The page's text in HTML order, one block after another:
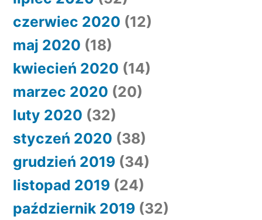
czerwiec 2020 (12)
maj 2020 (18)
kwiecień 2020 (14)
marzec 2020 (20)
luty 2020 (32)
styczeń 2020 (38)
grudzień 2019 (34)
listopad 2019 (24)
październik 2019 (32)